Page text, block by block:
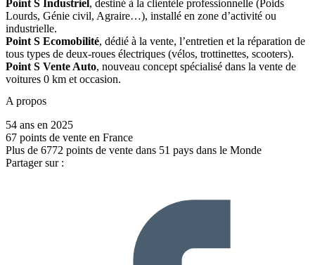
Point S Industriel , destiné à la clientèle professionnelle (Poids
Lourds, Génie civil, Agraire…), installé en zone d’activité ou
industrielle.
Point S Ecomobilité, dédié à la vente, l’entretien et la réparation de
tous types de deux-roues électriques (vélos, trottinettes, scooters).
Point S Vente Auto, nouveau concept spécialisé dans la vente de
voitures 0 km et occasion.
A propos
54 ans en 2025
67 points de vente en France
Plus de 6772 points de vente dans 51 pays dans le Monde
Partager sur :